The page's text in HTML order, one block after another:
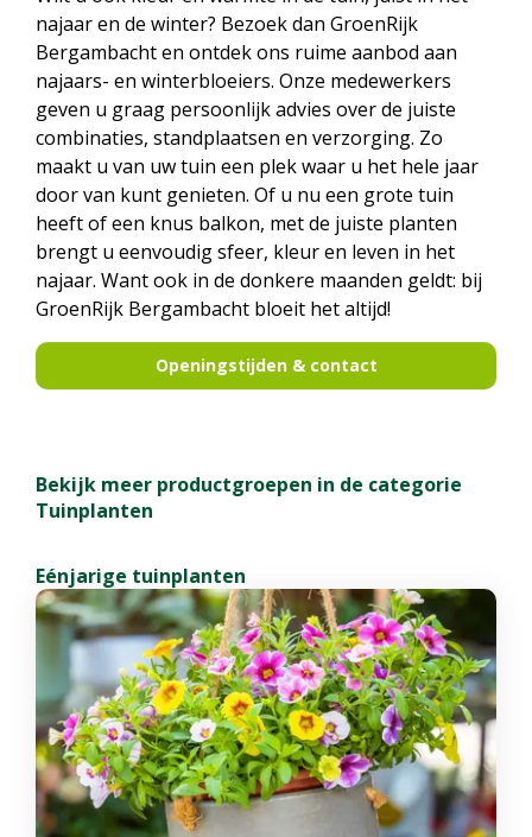
najaar en de winter? Bezoek dan GroenRijk
Bergambacht en ontdek ons ruime aanbod aan
najaars- en winterbloeiers. Onze medewerkers
geven u graag persoonlijk advies over de juiste
combinaties, standplaatsen en verzorging. Zo
maakt u van uw tuin een plek waar u het hele jaar
door van kunt genieten. Of u nu een grote tuin
heeft of een knus balkon, met de juiste planten
brengt u eenvoudig sfeer, kleur en leven in het
najaar. Want ook in de donkere maanden geldt: bij
GroenRijk Bergambacht bloeit het altijd!
Openingstijden & contact
Bekijk meer productgroepen in de categorie
Tuinplanten
Eénjarige tuinplanten